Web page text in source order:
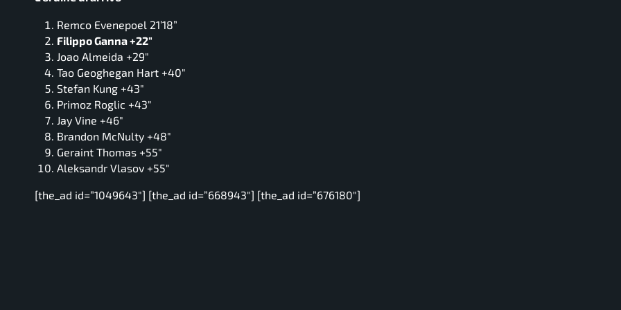
Remco Evenepoel 21’18”
Filippo Ganna +22″
Joao Almeida +29″
Tao Geoghegan Hart +40″
Stefan Kung +43″
Primoz Roglic +43″
Jay Vine +46″
Brandon McNulty +48″
Geraint Thomas +55″
Aleksandr Vlasov +55″
[the_ad id=”1049643″] [the_ad id=”668943″] [the_ad id=”676180″]